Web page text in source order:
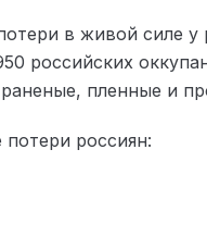
в живой силе у
российских
пленные и
россиян: